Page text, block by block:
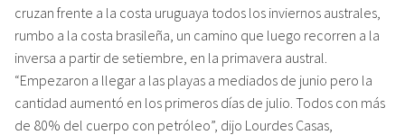
cruzan frente a la costa uruguaya todos los inviernos australes,
rumbo a la costa brasileña, un camino que luego recorren a la
inversa a partir de setiembre, en la primavera austral.
“Empezaron a llegar a las playas a mediados de junio pero la
cantidad aumentó en los primeros días de julio. Todos con más
de 80% del cuerpo con petróleo”, dijo Lourdes Casas,